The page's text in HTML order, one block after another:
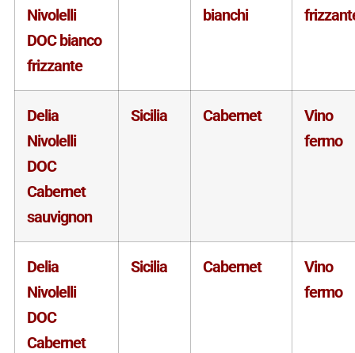
Nivolelli
DOC bianco
frizzante
bianchi
Delia
Nivolelli
DOC
Cabernet
sauvignon
Sicilia Cabernet
Vino
fermo
Delia
Nivolelli
DOC
Cabernet
Sicilia Cabernet
Vino
fermo